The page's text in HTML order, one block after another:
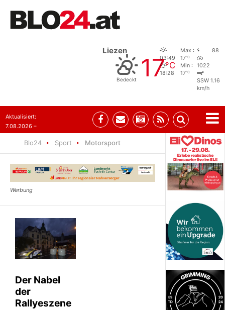
Liezen
Bedeckt 17°C
03:49
18:28
Max :
17°C
Min :
17°C
88
1022
SSW 1.16
km/h
Aktualisiert:
7.08.2026 –
Blo24 Sport Motorsport
Der Nabel
der
Rallyeszene